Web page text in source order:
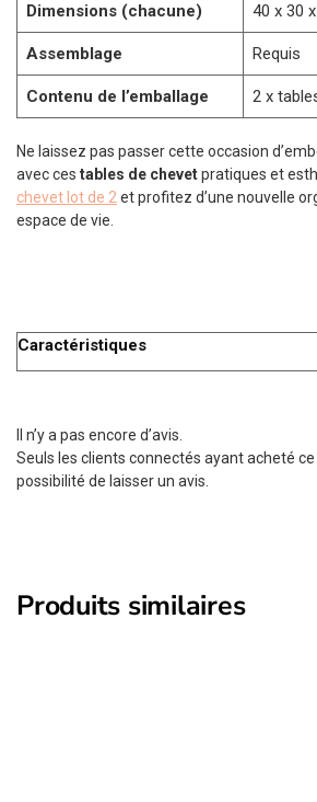
Dimensions (chacune) 40 x 30
Assemblage Requis
Contenu de l’emballage 2 x
Ne laissez pas passer cette occasion
avec ces tables de chevetpratiques et
chevet lot de 2 et profitez d’une nouvelle
espace de vie.
Caractéristiques
Il n’y a pas encore d’avis.
Seuls les clients connectés ayant acheté
possibilité de laisser un avis.
Produits similaires